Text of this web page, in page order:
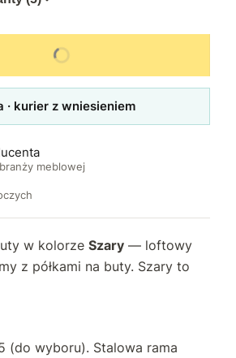
Niedostępny
· kurier z wniesieniem
meblowej
w kolorze Szary — loftowy
z półkami na buty. Szary to
(do wyboru). Stalowa rama